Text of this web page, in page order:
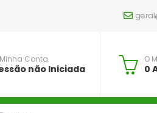
Conta
não Iniciada
O
0